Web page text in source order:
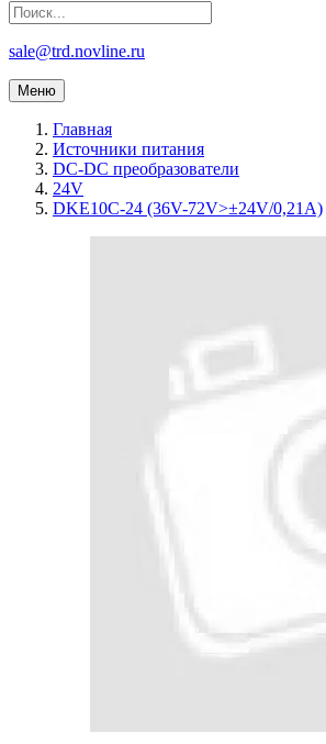
sale@trd.novline.ru
Меню
Главная
Источники питания
DC-DC преобразователи
24V
DKE10C-24 (36V-72V>±24V/0,21A)